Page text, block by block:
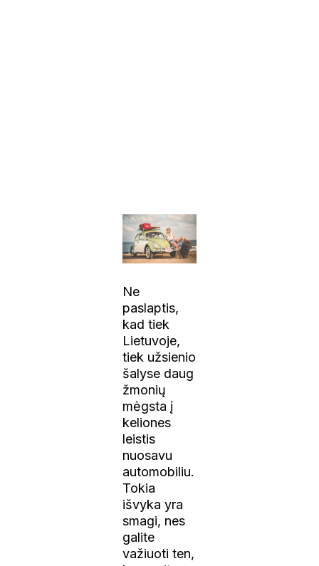
Ne
paslaptis,
kad tiek
Lietuvoje,
tiek užsienio
šalyse daug
žmonių
mėgsta į
keliones
leistis
nuosavu
automobiliu.
Tokia
išvyka yra
smagi, nes
galite
važiuoti ten,